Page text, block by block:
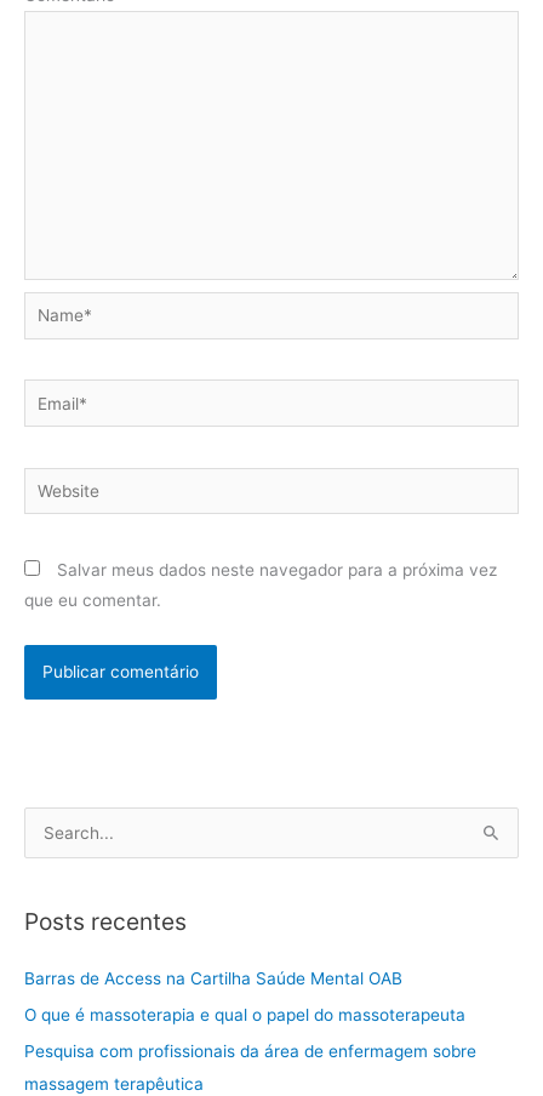
Name*
Email*
Website
Salvar meus dados neste navegador para a próxima vez
que eu comentar.
q
u
Posts recentes
Barras de Access na Cartilha Saúde Mental OAB
O que é massoterapia e qual o papel do massoterapeuta
Pesquisa com profissionais da área de enfermagem sobre
massagem terapêutica